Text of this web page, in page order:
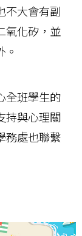
不大會有副
氧化矽，並
全班學生的
持與心理關
務處也聯繫